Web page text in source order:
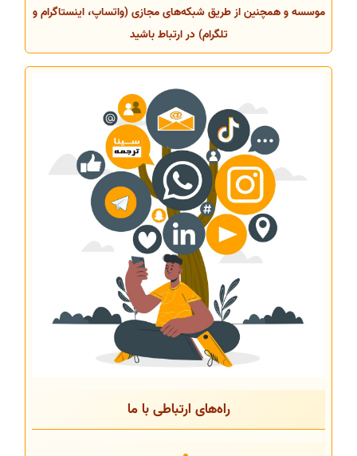
موسسه و همچنین از طریق شبکه‌های مجازی (واتساپ، اینستاگرام و
تلگرام) در ارتباط باشید
راه‌های ارتباطی با ما